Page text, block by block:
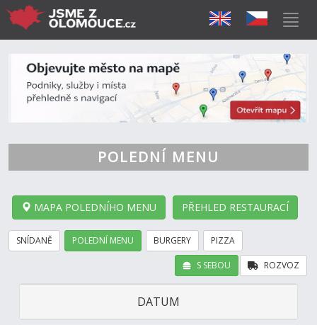
POLEDNÍ MENU
MAPA POLEDNÍHO MENU PŘEHLED RESTAURACÍ
SNÍDANĚ POLEDNÍ MENU BURGERY PIZZA
ROZVOZ
S SEBOU
DATUM